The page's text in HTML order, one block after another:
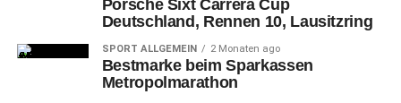
Nürnbergs #25 Finn Becker jubelt nach seinem Treffer zum 2-0.
frostigen Temperaturen, aber bei Sonnenschein
verfolgten 33.940 Zuschauer den Heimsieg.
Porsche Sixt Carrera Cup
Deutschland, Rennen 10, Lausitzring
SPORT ALLGEMEIN 2 Monaten ago
Bestmarke beim Sparkassen
Metropolmarathon